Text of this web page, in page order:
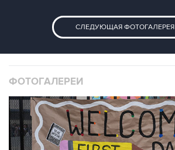
СЛЕДУЮЩАЯ ФОТОГАЛЕРЕЯ
ФОТОГАЛЕРЕИ